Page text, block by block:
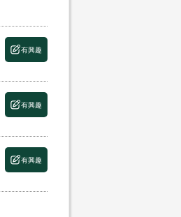
有興趣
有興趣
有興趣